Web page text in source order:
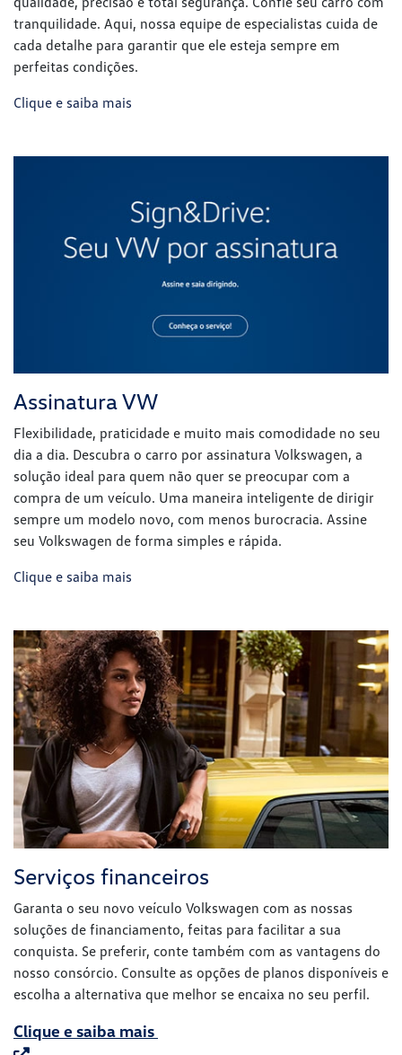
Assinatura VW
Flexibilidade, praticidade e muito mais comodidade no seu
dia a dia. Descubra o carro por assinatura Volkswagen, a
compra de um veículo. Uma maneira inteligente de dirigir
sempre um modelo novo, com menos burocracia. Assine
Clique e saiba mais
Serviços financeiros
Garanta o seu novo veículo Volkswagen com as nossas
soluções de financiamento, feitas para facilitar a sua
conquista. Se preferir, conte também com as vantagens do
nosso consórcio. Consulte as opções de planos disponíveis e
escolha a alternativa que melhor se encaixa no seu perfil.
Clique e saiba mais